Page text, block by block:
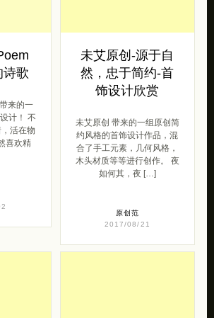
诗歌
来的一
计！ 不
活在物
喜欢精
未艾原创-源于自
然，忠于简约-首
饰设计欣赏
未艾原创 带来的一组原创简
约风格的首饰设计作品，混
合了手工元素，几何风格，
木头材质等等进行创作。 夜
如何其，夜 […]
原创范
2017/08/21